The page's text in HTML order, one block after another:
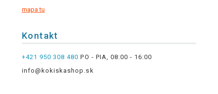
mapa tu
Kontakt
+421 950 308 480 PO - PIA, 08:00 - 16:00
info@kokiskashop.sk